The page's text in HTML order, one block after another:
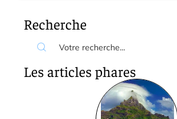
Recherche
Les articles phares